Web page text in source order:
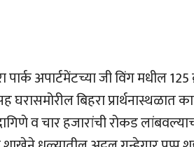
अपार्टमेंटच्या जी विंग मधील
बिहरा प्रार्थनास्थळात
व चार हजारांची रोकड